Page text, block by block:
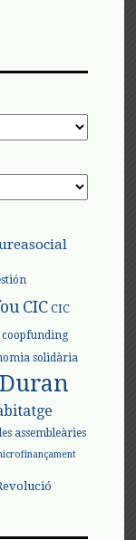
CIC CIC
coopfunding
solidària
assembleàries